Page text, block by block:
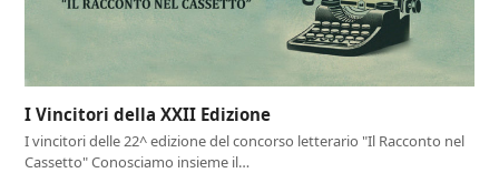
I Vincitori della XXII Edizione
I vincitori delle 22^ edizione del concorso letterario "Il Racconto nel
Cassetto" Conosciamo insieme il…